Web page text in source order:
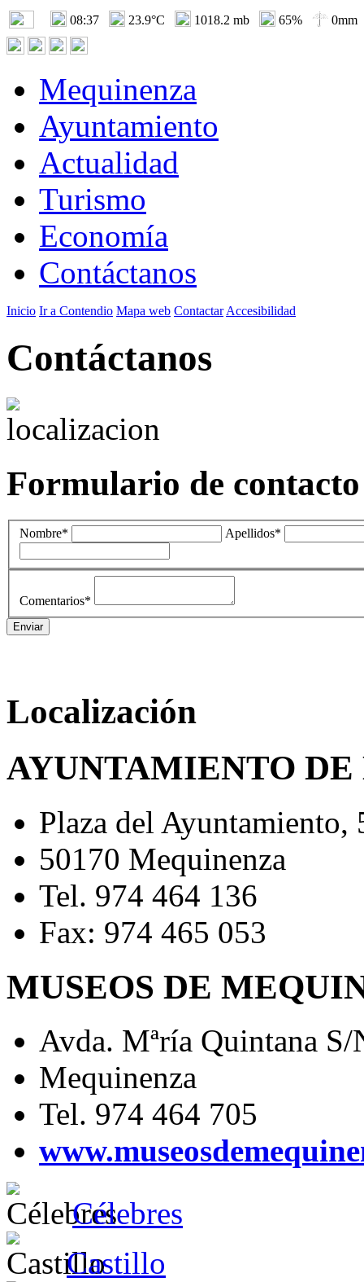
08:37 23.9°C 1018.2 mb 65% 0mm
Mequinenza
Ayuntamiento
Actualidad
Turismo
Economía
Contáctanos
Inicio Ir a Contendio Mapa web Contactar Accesibilidad
Contáctanos
Formulario de contacto
Nombre* Apellidos*
Comentarios*
Localización
AYUNTAMIENTO
Plaza del Ayuntamiento,
50170 Mequinenza
Tel. 974 464 136
Fax: 974 465 053
MUSEOS DE
Avda. Mªría Quintana S/
Mequinenza
Tel. 974 464 705
Célebres
Castillo